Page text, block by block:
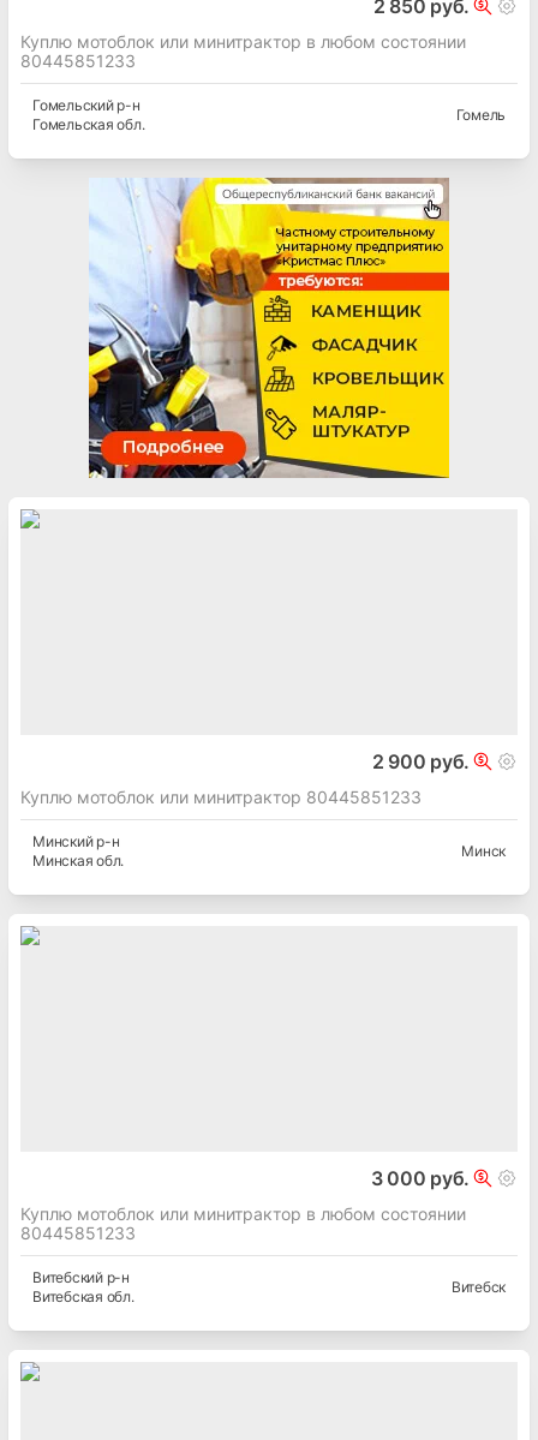
2 850 руб.
Куплю мотоблок или минитрактор в любом состоянии
80445851233
Гомельскийр-н
Гомельская обл.
Гомель
2 900 руб.
Куплю мотоблок или минитрактор 80445851233
Минскийр-н
Минская обл.
Минск
3 000 руб.
Куплю мотоблок или минитрактор в любом состоянии
80445851233
Витебскийр-н
Витебская обл.
Витебск